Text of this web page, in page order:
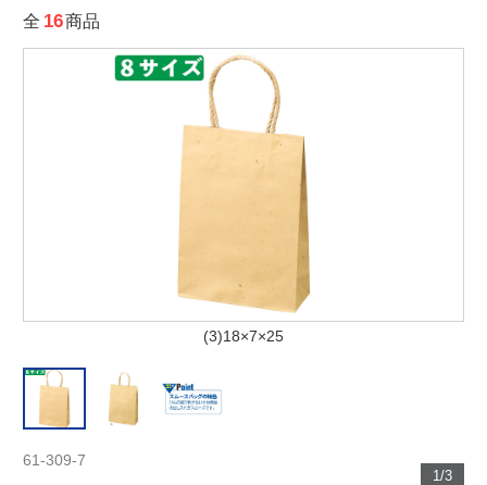
全 16商品
(3)18×7×25
1/3
61-309-7